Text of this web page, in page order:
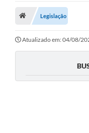
Ouvidorias
Carta de Serviços
Legislação
Atualizado em: 04/08/